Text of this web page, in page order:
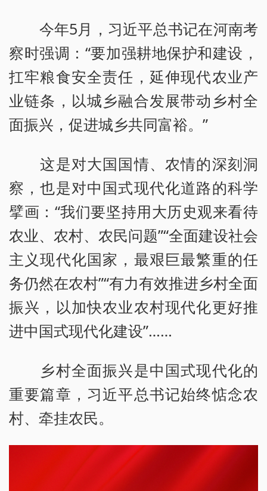
今年5月，习近平总书记在河南考
察时强调：“要加强耕地保护和建设，
扛牢粮食安全责任，延伸现代农业产
业链条，以城乡融合发展带动乡村全
面振兴，促进城乡共同富裕。”
这是对大国国情、农情的深刻洞
察，也是对中国式现代化道路的科学
擘画：“我们要坚持用大历史观来看待
农业、农村、农民问题”“全面建设社会
主义现代化国家，最艰巨最繁重的任
务仍然在农村”“有力有效推进乡村全面
振兴，以加快农业农村现代化更好推
进中国式现代化建设”……
乡村全面振兴是中国式现代化的
重要篇章，习近平总书记始终惦念农
村、牵挂农民。